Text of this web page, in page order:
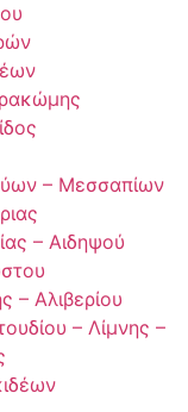
– Μεσσαπίων
– Αιδηψού
– Αλιβερίου
– Λίμνης –